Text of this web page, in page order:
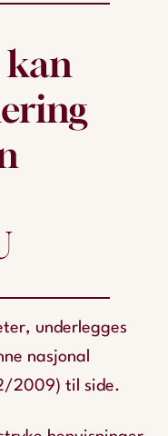
kan
underlegges
nasjonal
2009) til side.